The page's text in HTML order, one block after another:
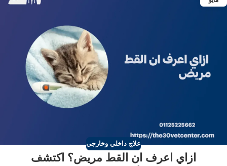
علاج داخلي وخارجي
ازاي اعرف ان القط مريض؟ اكتشف